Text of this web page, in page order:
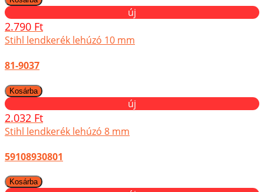
új
2.790 Ft
Stihl lendkerék lehúzó 10 mm
81-9037
új
2.032 Ft
Stihl lendkerék lehúzó 8 mm
59108930801